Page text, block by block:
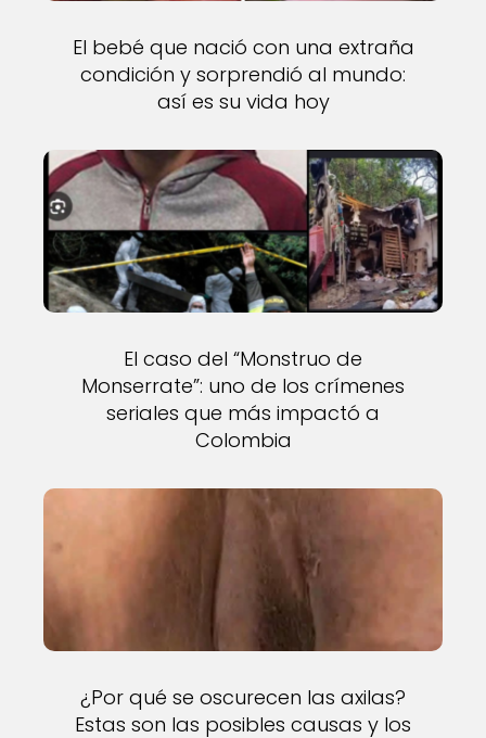
El bebé que nació con una extraña
condición y sorprendió al mundo:
así es su vida hoy
El caso del “Monstruo de
Monserrate”: uno de los crímenes
seriales que más impactó a
Colombia
¿Por qué se oscurecen las axilas?
Estas son las posibles causas y los